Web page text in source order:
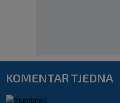
KOMENTAR TJEDNA